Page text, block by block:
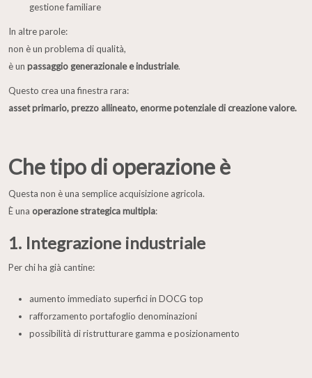
gestione familiare
In altre parole:
non è un problema di qualità,
è un passaggio generazionale e industriale.
Questo crea una finestra rara:
asset primario, prezzo allineato, enorme potenziale di creazione valore.
Che tipo di operazione è
Questa non è una semplice acquisizione agricola.
È una operazione strategica multipla:
1. Integrazione industriale
Per chi ha già cantine:
aumento immediato superfici in DOCG top
rafforzamento portafoglio denominazioni
possibilità di ristrutturare gamma e posizionamento